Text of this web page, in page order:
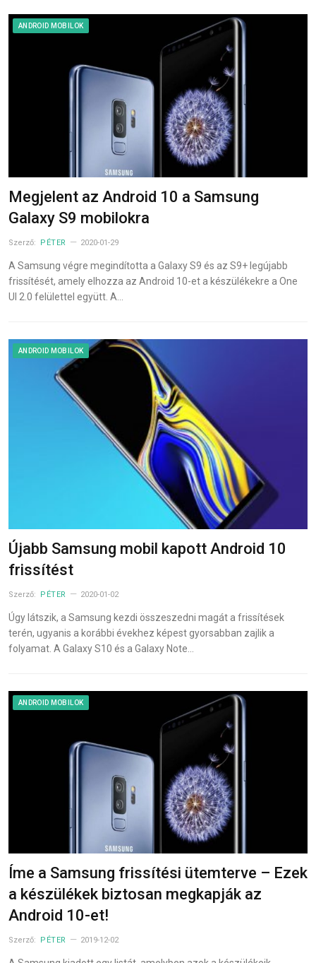
ANDROID MOBILOK
Megjelent az Android 10 a Samsung
Galaxy S9 mobilokra
Szerző: PÉTER 2020-01-29
A Samsung végre megindította a Galaxy S9 és az S9+ legújabb
frissítését, amely elhozza az Android 10-et a készülékekre a One
UI 2.0 felülettel együtt. A…
ANDROID MOBILOK
Újabb Samsung mobil kapott Android 10
frissítést
Szerző: PÉTER 2020-01-02
Úgy látszik, a Samsung kezdi összeszedni magát a frissítések
terén, ugyanis a korábbi évekhez képest gyorsabban zajlik a
folyamat. A Galaxy S10 és a Galaxy Note…
ANDROID MOBILOK
Íme a Samsung frissítési ütemterve – Ezek
a készülékek biztosan megkapják az
Android 10-et!
Szerző: PÉTER 2019-12-02